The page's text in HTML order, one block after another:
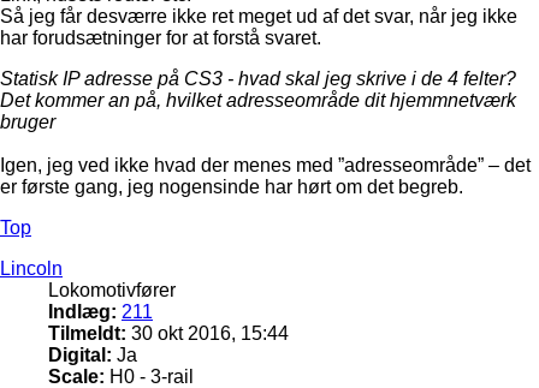
Så jeg får desværre ikke ret meget ud af det svar, når jeg ikke
har forudsætninger for at forstå svaret.
Statisk IP adresse på CS3 - hvad skal jeg skrive i de 4 felter?
Det kommer an på, hvilket adresseområde dit hjemmnetværk
bruger
Igen, jeg ved ikke hvad der menes med ”adresseområde” – det
er første gang, jeg nogensinde har hørt om det begreb.
Top
Lincoln
Lokomotivfører
Indlæg: 211
Tilmeldt: 30 okt 2016, 15:44
Digital: Ja
Scale: H0 - 3-rail